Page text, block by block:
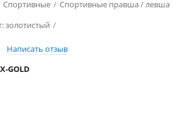
Спортивные / Спортивные правша / левша
золотистый /
Написать отзыв
GOLD